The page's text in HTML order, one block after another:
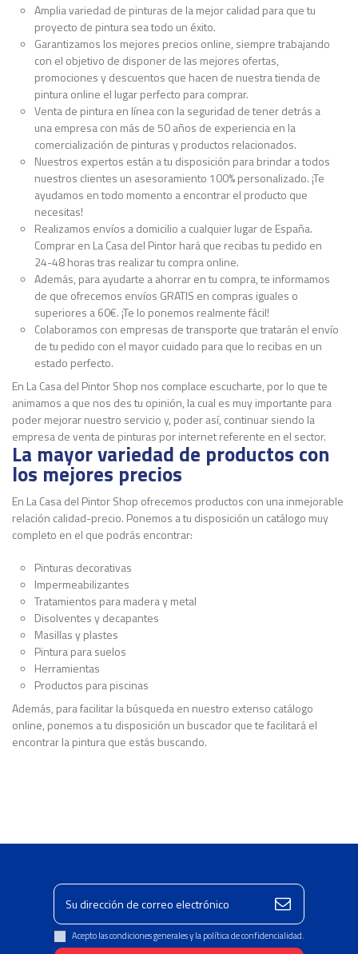
Amplia variedad de pinturas de la mejor calidad para que tu
proyecto de pintura sea todo un éxito.
Garantizamos los mejores precios online, siempre trabajando
con el objetivo de disponer de las mejores ofertas,
promociones y descuentos que hacen de nuestra tienda de
pintura online el lugar perfecto para comprar.
Venta de pintura en línea con la seguridad de tener detrás a
una empresa con más de 50 años de experiencia en la
comercialización de pinturas y productos relacionados.
Nuestros expertos están a tu disposición para brindar a todos
nuestros clientes un asesoramiento 100% personalizado. ¡Te
ayudamos en todo momento a encontrar el producto que
necesitas!
Realizamos envíos a domicilio a cualquier lugar de España.
Comprar en La Casa del Pintor hará que recibas tu pedido en
24-48 horas tras realizar tu compra online.
Además, para ayudarte a ahorrar en tu compra, te informamos
de que ofrecemos envíos GRATIS en compras iguales o
superiores a 60€. ¡Te lo ponemos realmente fácil!
Colaboramos con empresas de transporte que tratarán el envío
de tu pedido con el mayor cuidado para que lo recibas en un
estado perfecto.
En La Casa del Pintor Shop nos complace escucharte, por lo que te
animamos a que nos des tu opinión, la cual es muy importante para
poder mejorar nuestro servicio y, poder así, continuar siendo la
empresa de venta de pinturas por internet referente en el sector.
La mayor variedad de productos con
los mejores precios
En La Casa del Pintor Shop ofrecemos productos con una inmejorable
relación calidad-precio. Ponemos a tu disposición un catálogo muy
completo en el que podrás encontrar:
Pinturas decorativas
Impermeabilizantes
Tratamientos para madera y metal
Disolventes y decapantes
Masillas y plastes
Pintura para suelos
Herramientas
Productos para piscinas
Además, para facilitar la búsqueda en nuestro extenso catálogo
online, ponemos a tu disposición un buscador que te facilitará el
encontrar la pintura que estás buscando.
Acepto las condiciones generales y la política de confidencialidad.